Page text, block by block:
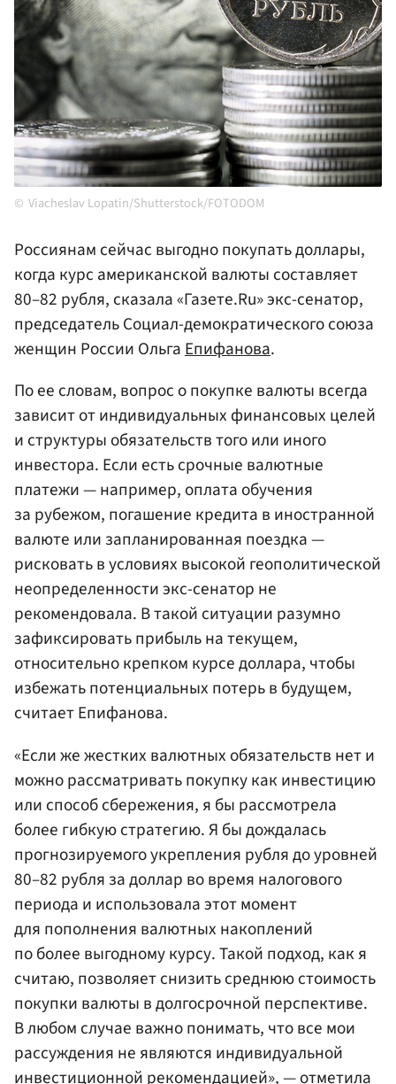
Viacheslav Lopatin/Shutterstock/FOTODOM
Россиянам сейчас выгодно покупать доллары,
когда курс американской валюты составляет
80–82 рубля, сказала «Газете.Ru» экс-сенатор,
председатель Социал-демократического союза
женщин России ОльгаЕпифанова.
По ее словам, вопрос о покупке валюты всегда
зависит от индивидуальных финансовых целей
и структуры обязательств того или иного
инвестора. Если есть срочные валютные
платежи — например, оплата обучения
за рубежом, погашение кредита в иностранной
валюте или запланированная поездка —
рисковать в условиях высокой геополитической
неопределенности экс-сенатор не
рекомендовала. В такой ситуации разумно
зафиксировать прибыль на текущем,
относительно крепком курсе доллара, чтобы
избежать потенциальных потерь в будущем,
считает Епифанова.
«Если же жестких валютных обязательств нет и
можно рассматривать покупку как инвестицию
или способ сбережения, я бы рассмотрела
более гибкую стратегию. Я бы дождалась
прогнозируемого укрепления рубля до уровней
80–82 рубля за доллар во время налогового
периода и использовала этот момент
для пополнения валютных накоплений
по более выгодному курсу. Такой подход, как я
считаю, позволяет снизить среднюю стоимость
покупки валюты в долгосрочной перспективе.
В любом случае важно понимать, что все мои
рассуждения не являются индивидуальной
инвестиционной рекомендацией», — отметила